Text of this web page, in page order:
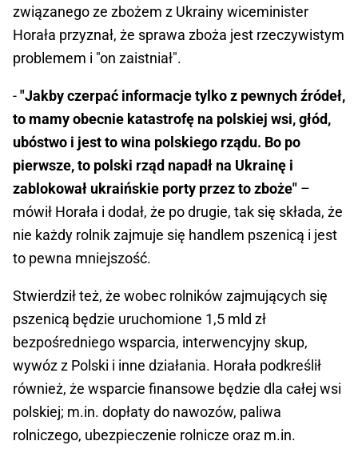
związanego ze zbożem z Ukrainy wiceminister
Horała przyznał, że sprawa zboża jest rzeczywistym
problemem i "on zaistniał".
-"Jakby czerpać informacje tylko z pewnych źródeł,
to mamy obecnie katastrofę na polskiej wsi, głód,
ubóstwo i jest to wina polskiego rządu. Bo po
pierwsze, to polski rząd napadł na Ukrainę i
zablokował ukraińskie porty przez to zboże" –
mówił Horała i dodał, że po drugie, tak się składa, że
nie każdy rolnik zajmuje się handlem pszenicą i jest
to pewna mniejszość.
Stwierdził też, że wobec rolników zajmujących się
pszenicą będzie uruchomione 1,5 mld zł
bezpośredniego wsparcia, interwencyjny skup,
wywóz z Polski i inne działania. Horała podkreślił
również, że wsparcie finansowe będzie dla całej wsi
polskiej; m.in. dopłaty do nawozów, paliwa
rolniczego, ubezpieczenie rolnicze oraz m.in.